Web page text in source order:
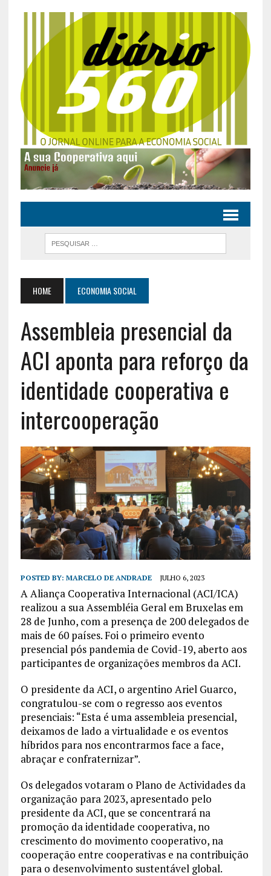
HOME ECONOMIA SOCIAL
Assembleia presencial da
ACI aponta para reforço da
identidade cooperativa e
intercooperação
POSTED BY: MARCELO DE ANDRADE JULHO 6, 2023
A Aliança Cooperativa Internacional (ACI/ICA)
realizou a sua Assembléia Geral em Bruxelas em
28 de Junho, com a presença de 200 delegados de
mais de 60 países. Foi o primeiro evento
presencial pós pandemia de Covid-19, aberto aos
participantes de organizações membros da ACI.
O presidente da ACI, o argentino Ariel Guarco,
congratulou-se com o regresso aos eventos
presenciais: “Esta é uma assembleia presencial,
deixamos de lado a virtualidade e os eventos
híbridos para nos encontrarmos face a face,
abraçar e confraternizar”.
Os delegados votaram o Plano de Actividades da
organização para 2023, apresentado pelo
presidente da ACI, que se concentrará na
promoção da identidade cooperativa, no
crescimento do movimento cooperativo, na
cooperação entre cooperativas e na contribuição
para o desenvolvimento sustentável global.